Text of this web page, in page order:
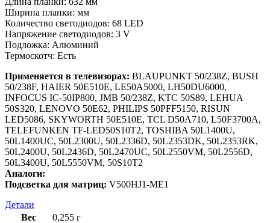
Ширина планки: мм
Количество светодиодов: 68 LED
Напряжение светодиодов: 3 V
Подложка: Алюминий
Термоскотч: Есть
Применяется в телевизорах: BLAUPUNKT 50/238Z, BUSH
50/238F, HAIER 50E510E, LE50A5000, LH50DU6000,
INFOCUS IC-50IP800, JMB 50/238Z, KTC 50S89, LEHUA
50S320, LENOVO 50E62, PHILIPS 50PFF5150, RISUN
LED5086, SKYWORTH 50E510E, TCL D50A710, L50F3700A,
TELEFUNKEN TF-LED50S10T2, TOSHIBA 50L1400U,
50L1400UC, 50L2300U, 50L2336D, 50L2353DK, 50L2353RK,
50L2400U, 50L2436D, 50L2470UC, 50L2550VM, 50L2556D,
50L3400U, 50L5550VM, 50S10T2
Аналоги:
Подсветка для матриц: V500HJ1-ME1
Детали
Вес
0,255 г